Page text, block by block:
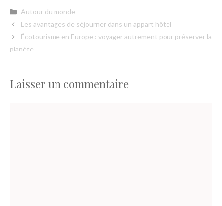
Catégories
Autour du monde
Les avantages de séjourner dans un appart hôtel
Écotourisme en Europe : voyager autrement pour préserver la
planète
Laisser un commentaire